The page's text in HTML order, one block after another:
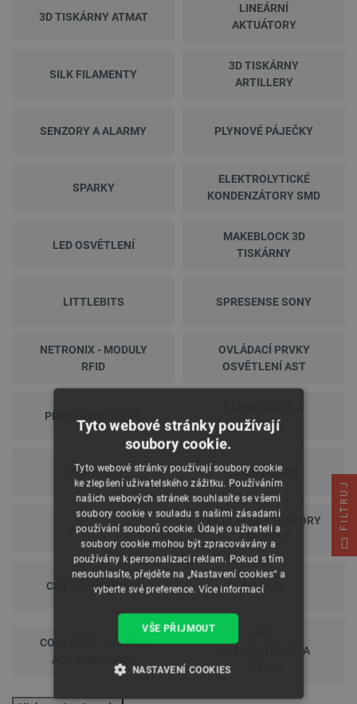
3D TISKÁRNY ATMAT
LINEÁRNÍ
AKTUÁTORY
SILK FILAMENTY
3D TISKÁRNY
ARTILLERY
SENZORY A ALARMY PLYNOVÉ PÁJEČKY
SPARKY
ELEKTROLYTICKÉ
KONDENZÁTORY SMD
LED OSVĚTLENÍ
MAKEBLOCK 3D
TISKÁRNY
LITTLEBITS SPRESENSE SONY
NETRONIX - MODULY
RFID
OVLÁDACÍ PRVKY
OSVĚTLENÍ AST
PŘEPRAVNÍ KUFRY
TOPENÍ
ORANGE PI CUBIEBOARD
WOWWEE
EXTA FREE - SENZORY
A MODULY
CHYTRÉ HODINKY ROCK PI
COOLSEER - DOMÁCÍ
AUTOMATIZACE
AUTOMATIZACE A
FILTRUJ
Tyto webové stránky používají
soubory cookie.
Tyto webové stránky používají soubory cookie
ke zlepšení uživatelského zážitku. Používáním
našich webových stránek souhlasíte se všemi
soubory cookie v souladu s našimi zásadami
používání souborů cookie. Údaje o uživateli a
soubory cookie mohou být zpracovávány a
používány k personalizaci reklam. Pokud s tím
nesouhlasíte, přejděte na „Nastavení cookies“ a
vyberte své preference. Více informací
VŠE PŘIJMOUT
NASTAVENÍ COOKIES